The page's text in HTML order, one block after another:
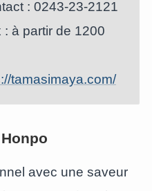
: 0243-23-2121
: à partir de 1200
tamasimaya.com/
avec une saveur